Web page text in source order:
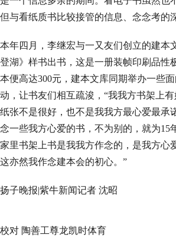
但与看纸质书比较接管的信息、念念考的
本年四月，李继宏与一又友们创立的建本
登湖》样书出书，这是一册装帧印刷品性
本便高达300元，建本文库同期举办一些
动，让书友们相互疏浚，“我我方书架上
纸张不是很好，也不是我我方最心爱最承
念一些我方心爱的书，不为别的，就为15
家里书架上书是我我方作念的，是我方心
这亦然我作念建本会的初心。”
扬子晚报|紫牛新闻记者 沈昭
校对 陶善工尊龙凯时体育